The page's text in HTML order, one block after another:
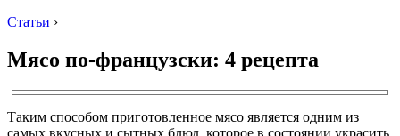
Статьи ›
Мясо по-французски: 4 рецепта
Таким способом приготовленное мясо является одним из
самых вкусных и сытных блюд, которое в состоянии украсить